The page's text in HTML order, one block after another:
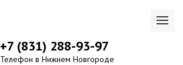
+7 (831) 288-93-97
Телефон в Нижнем Новгороде